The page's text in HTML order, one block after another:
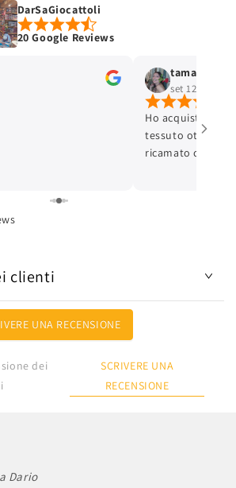
DarSaGiocattoli
20 Google Reviews
tamara selis
set 12, 2025
Ho acquistato
tessuto ottimo e
ricamato con
clienti
UNA RECENSIONE
dei
SCRIVERE UNA
RECENSIONE
Dario